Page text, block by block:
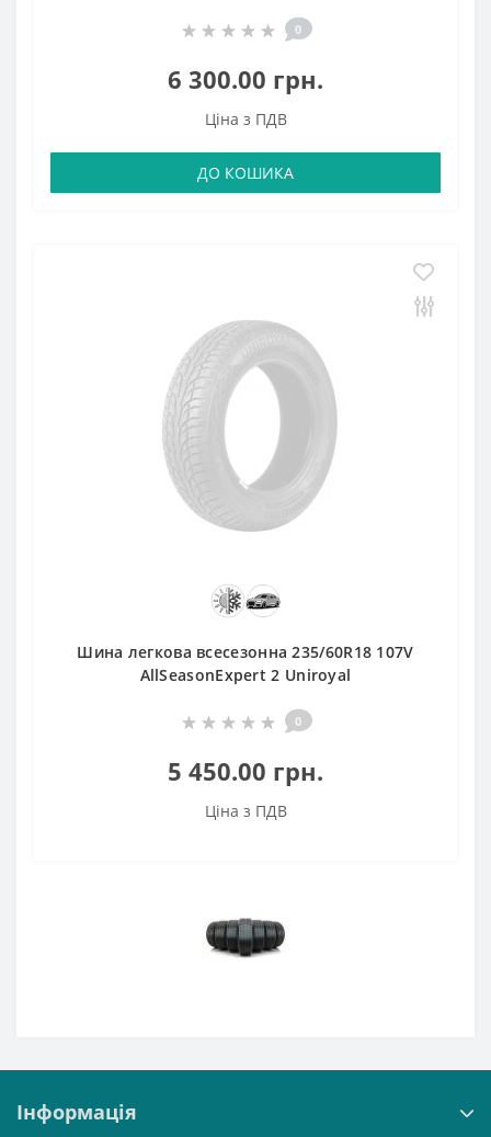
0
6 300.00 грн.
Ціна з ПДВ
ДО КОШИКА
Шина легкова всесезонна 235/60R18 107V
AllSeasonExpert 2 Uniroyal
0
5 450.00 грн.
Ціна з ПДВ
Інформація